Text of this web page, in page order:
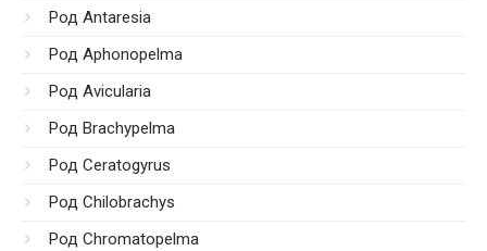
Род Antaresia
Род Aphonopelma
Род Avicularia
Род Brachypelma
Род Ceratogyrus
Род Chilobrachys
Род Chromatopelma